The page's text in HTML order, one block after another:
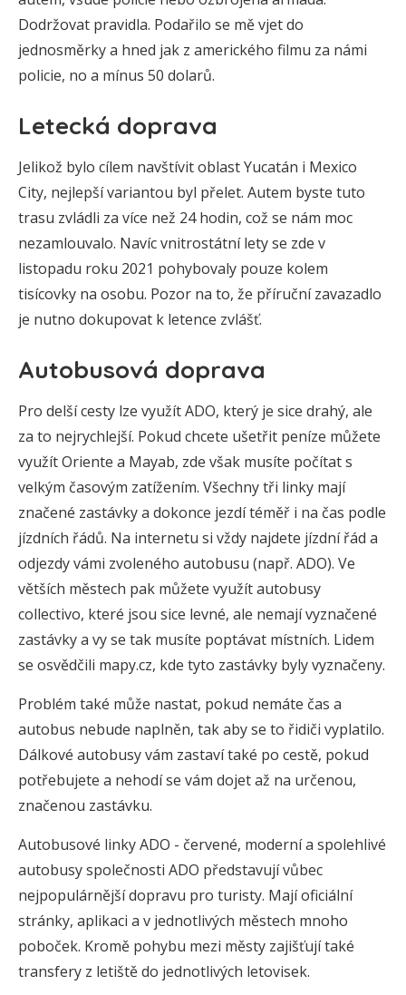
Dodržovat pravidla. Podařilo se mě vjet do
jednosměrky a hned jak z amerického filmu za námi
policie, no a mínus 50 dolarů.
Letecká doprava
Jelikož bylo cílem navštívit oblast Yucatán i Mexico
City, nejlepší variantou byl přelet. Autem byste tuto
trasu zvládli za více než 24 hodin, což se nám moc
nezamlouvalo. Navíc vnitrostátní lety se zde v
listopadu roku 2021 pohybovaly pouze kolem
tisícovky na osobu. Pozor na to, že příruční zavazadlo
je nutno dokupovat k letence zvlášť.
Autobusová doprava
Pro delší cesty lze využít ADO, který je sice drahý, ale
za to nejrychlejší. Pokud chcete ušetřit peníze můžete
využít Oriente a Mayab, zde však musíte počítat s
velkým časovým zatížením. Všechny tři linky mají
značené zastávky a dokonce jezdí téměř i na čas podle
jízdních řádů. Na internetu si vždy najdete jízdní řád a
odjezdy vámi zvoleného autobusu (např. ADO). Ve
větších městech pak můžete využít autobusy
collectivo, které jsou sice levné, ale nemají vyznačené
zastávky a vy se tak musíte poptávat místních. Lidem
se osvědčili mapy.cz, kde tyto zastávky byly vyznačeny.
Problém také může nastat, pokud nemáte čas a
autobus nebude naplněn, tak aby se to řidiči vyplatilo.
Dálkové autobusy vám zastaví také po cestě, pokud
potřebujete a nehodí se vám dojet až na určenou,
značenou zastávku.
Autobusové linky ADO - červené, moderní a spolehlivé
autobusy společnosti ADO představují vůbec
nejpopulárnější dopravu pro turisty. Mají oficiální
stránky, aplikaci a v jednotlivých městech mnoho
poboček. Kromě pohybu mezi městy zajišťují také
transfery z letiště do jednotlivých letovisek.